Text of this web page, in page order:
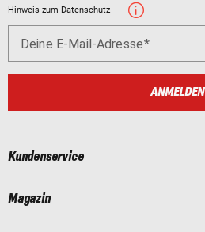
Hinweis zum Datenschutz
Deine E-Mail-Adresse
ANMELDEN
Kundenservice
Magazin